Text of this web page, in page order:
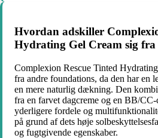
Hvordan adskiller
Hydrating Gel Cream sig
Complexion Rescue Tinted
fra andre foundations, da den har en
en mere naturlig dækning. Den
fra en farvet dagcreme og en BB/
yderligere fordele og
på grund af dets høje
og fugtgivende egenskaber.